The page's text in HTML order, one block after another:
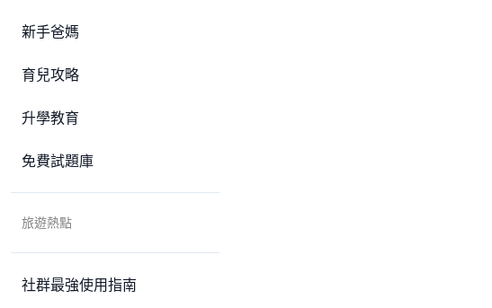
新手爸媽
育兒攻略
升學教育
免費試題庫
旅遊熱點
社群最強使用指南